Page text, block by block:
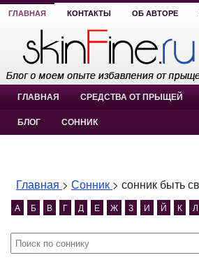
ГЛАВНАЯ КОНТАКТЫ ОБ АВТОРЕ
ГЛАВНАЯ СРЕДСТВА ОТ ПРЫЩЕЙ
БЛОГ СОННИК
Главная > Сонник > сонник быть
А Б В Г Д Е Ж З И Й К Л